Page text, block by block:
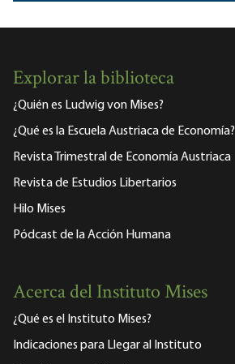
Explorar la biblioteca
¿Quién es Ludwig von Mises?
¿Qué es la Escuela Austriaca de Economía?
Revista Trimestral de Economía Austriaca
Revista de Estudios Libertarios
Hilo Mises
Pódcast de la Acción Humana
Acerca del Instituto Mises
¿Qué es el Instituto Mises?
Indicaciones para Llegar al Instituto